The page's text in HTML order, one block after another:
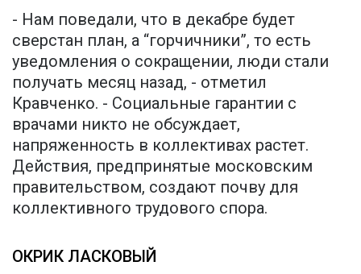
- Нам поведали, что в декабре будет
сверстан план, а “горчичники”, то есть
уведомления о сокращении, люди стали
получать месяц назад, - отметил
Кравченко. - Социальные гарантии с
врачами никто не обсуждает,
напряженность в коллективах растет.
Действия, предпринятые московским
правительством, создают почву для
коллективного трудового спора.
ОКРИК ЛАСКОВЫЙ